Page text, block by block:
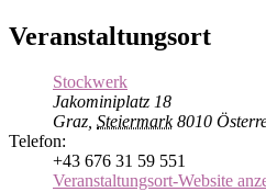
Veranstaltungsort
Stockwerk
Jakominiplatz 18
Graz, Steiermark 8010
Telefon:
+43 676 31 59 551
Veranstaltungsort-Website